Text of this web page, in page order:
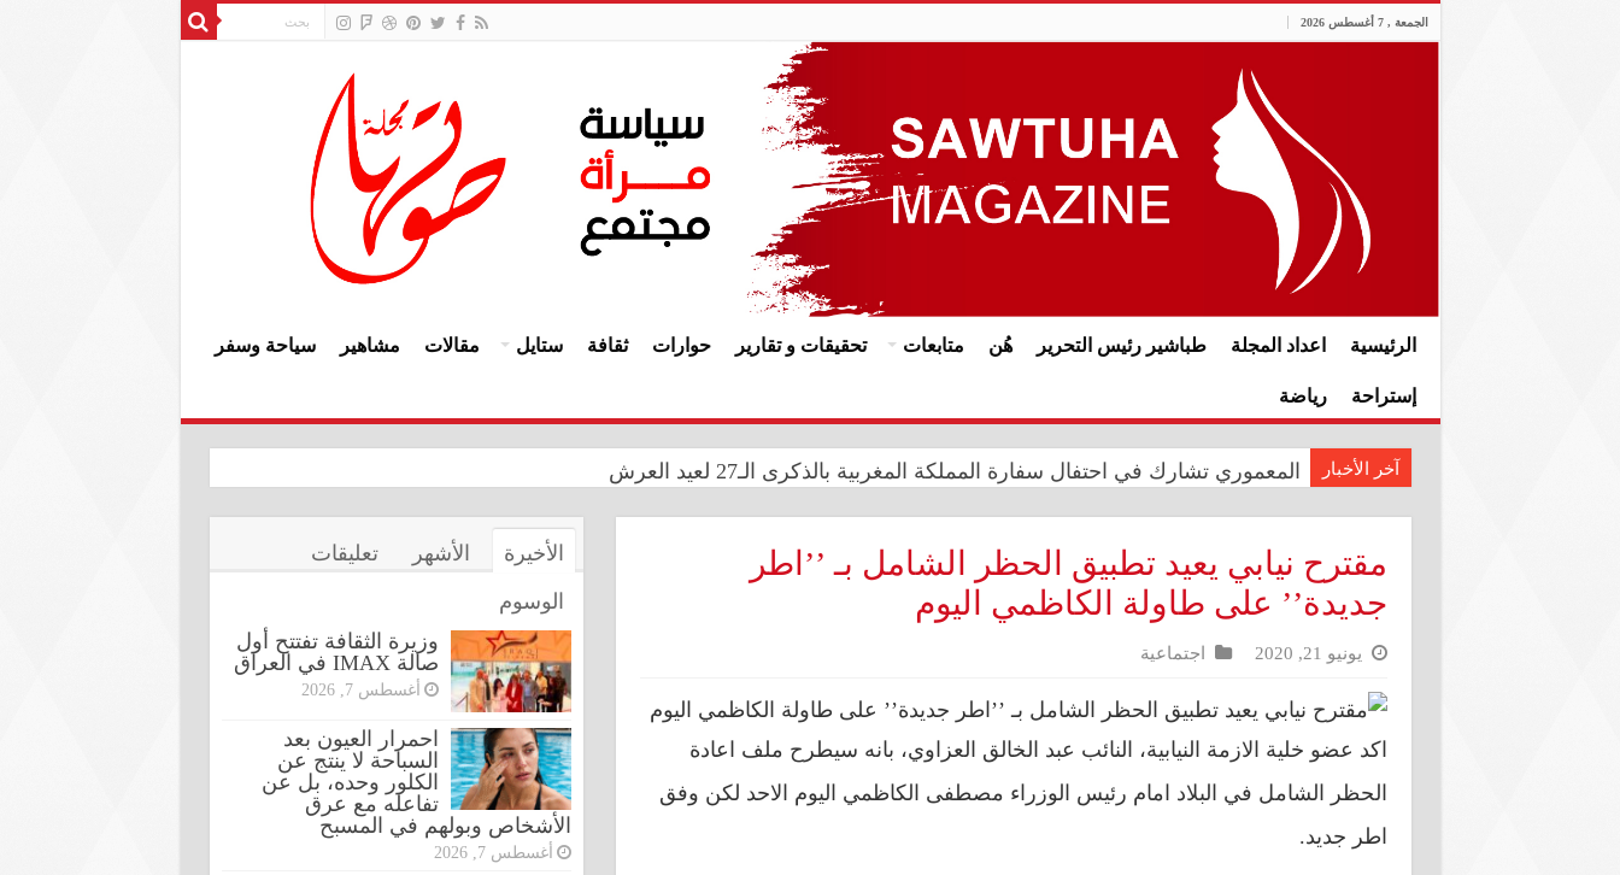
الجمعة , 7 أغسطس 2026
الرئيسية اعداد المجلة طباشير رئيس التحرير هُن متابعات تحقيقات و تقارير حوارات ثقافة ستايل مقالات مشاهير سياحة وسفر
إستراحة رياضة
آخر الأخبار المعموري تشارك في احتفال سفارة المملكة المغربية بالذكرى الـ27 لعيد العرش
مقترح نيابي يعيد تطبيق الحظر الشامل بـ ’’اطر
جديدة’’ على طاولة الكاظمي اليوم
يونيو 21, 2020 اجتماعية
اكد عضو خلية الازمة النيابية، النائب عبد الخالق العزاوي، بانه سيطرح ملف اعادة
الحظر الشامل في البلاد امام رئيس الوزراء مصطفى الكاظمي اليوم الاحد لكن وفق
اطر جديد.
الأخيرة الأشهر
تعليقات
الوسوم
وزيرة الثقافة تفتتح أول
صالة IMAX في العراق
أغسطس 7, 2026
احمرار العيون بعد
السباحة لا ينتج عن
الكلور وحده، بل عن
تفاعله مع عرق
الأشخاص وبولهم في المسبح
أغسطس 7, 2026